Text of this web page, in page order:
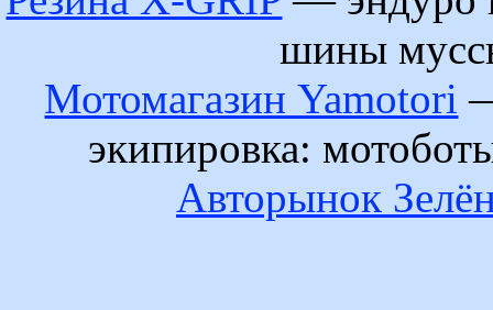
шины
Мотомагазин Yamotori
экипировка:
Авторынок